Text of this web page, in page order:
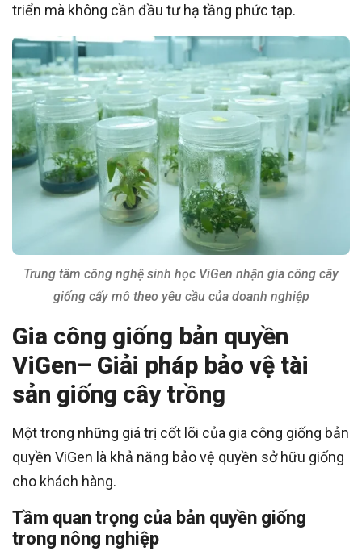
triển mà không cần đầu tư hạ tầng phức tạp.
Trung tâm công nghệ sinh học ViGen nhận gia công cây
giống cấy mô theo yêu cầu của doanh nghiệp
Gia công giống bản quyền
ViGen– Giải pháp bảo vệ tài
sản giống cây trồng
Một trong những giá trị cốt lõi của gia công giống bản
quyền ViGen là khả năng bảo vệ quyền sở hữu giống
cho khách hàng.
Tầm quan trọng của bản quyền giống
trong nông nghiệp